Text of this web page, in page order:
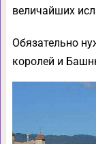
величайших
Обязательно
королей и